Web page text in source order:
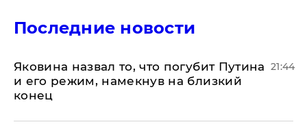
Последние новости
Яковина назвал то, что погубит Путина
и его режим, намекнув на близкий
конец
21:44